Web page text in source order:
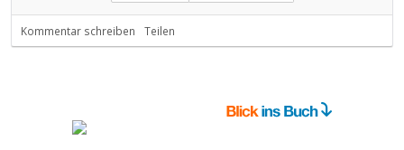
Kommentar schreiben Teilen